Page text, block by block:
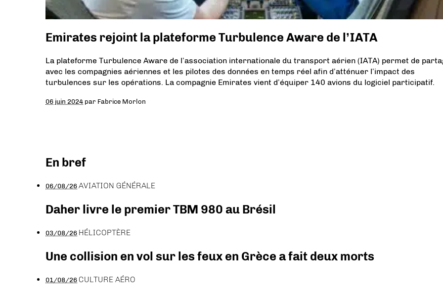
Emirates rejoint la plateforme Turbulence Aware de l’IATA
La plateforme Turbulence Aware de l’association internationale du transport aérien (IATA) permet de
avec les compagnies aériennes et les pilotes des données en temps réel afin d’atténuer l’impact des
turbulences sur les opérations. La compagnie Emirates vient d’équiper 140 avions du logiciel participatif.
06 juin 2024 par Fabrice Morlon
En bref
06/08/26AVIATION GÉNÉRALE
Daher livre le premier TBM 980 au Brésil
03/08/26 HÉLICOPTÈRE
Une collision en vol sur les feux en Grèce a fait deux morts
01/08/26 CULTURE AÉRO